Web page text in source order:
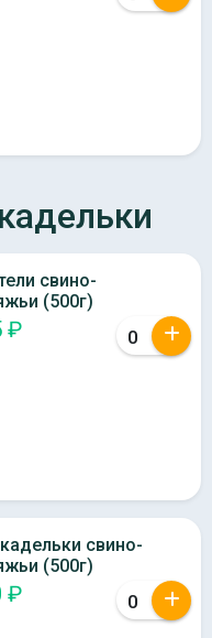
свино-
(500г)
₽
свино-
(500г)
₽